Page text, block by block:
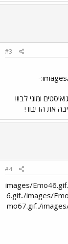
#3
ומוגי לב!!!
את הדיבור!
#4
../images/
6.gif../images/
mo67.gif../